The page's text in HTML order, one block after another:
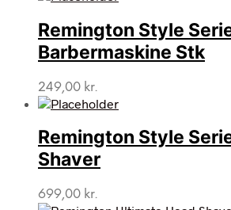
Remington Style
Barbermaskine Stk
249,00 kr.
Remington Style
Shaver
699,00 kr.